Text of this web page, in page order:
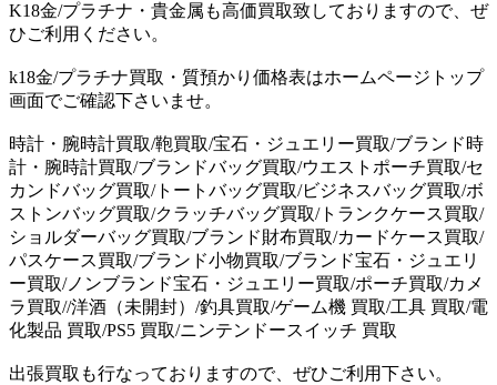
K18金/プラチナ・貴金属も高価買取致しておりますので、ぜ
ひご利用ください。
k18金/プラチナ買取・質預かり価格表はホームページトップ
画面でご確認下さいませ。
時計・腕時計買取/鞄買取/宝石・ジュエリー買取/ブランド時
計・腕時計買取/ブランドバッグ買取/ウエストポーチ買取/セ
カンドバッグ買取/トートバッグ買取/ビジネスバッグ買取/ボ
ストンバッグ買取/クラッチバッグ買取/トランクケース買取/
ショルダーバッグ買取/ブランド財布買取/カードケース買取/
パスケース買取/ブランド小物買取/ブランド宝石・ジュエリ
ー買取/ノンブランド宝石・ジュエリー買取/ポーチ買取/カメ
ラ買取//洋酒（未開封）/釣具買取/ゲーム機 買取/工具 買取/電
化製品 買取/PS5 買取/ニンテンドースイッチ 買取
出張買取も行なっておりますので、ぜひご利用下さい。